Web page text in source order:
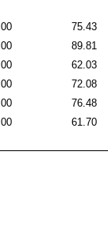
75.43
89.81
62.03
72.08
76.48
61.70